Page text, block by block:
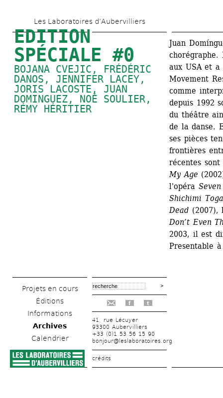
au
contenu
principal
Les Laboratoires d’Aubervilliers
EDITION
SPÉCIALE #0
BOJANA CVEJIC , FRÉDÉRIC
DANOS , JENNIFER LACEY,
JORIS LACOSTE , JUAN
DOMINGUEZ, NOÉ SOULIER,
RÉMY HÉRITIER
Projets en cours
Éditions
Informations
Archives
Calendrier
f t
41, rue Lécuyer
93300 Aubervilliers
+33 (0)1 53 56 15 90
bonjour@leslaboratoires.org
crédits
Juan
aux USA et
Movement
comme
depuis 1992
du théâtre
de la danse.
ses pièces
frontières
récentes sont
My Age
l'opéra
Shichimi
Dead
Don’t Even
2003, il est
Presentable